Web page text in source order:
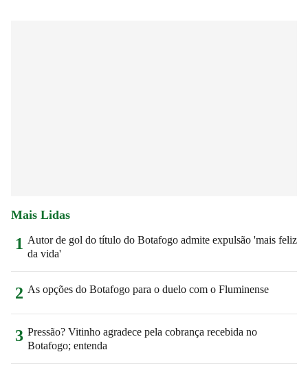
Mais Lidas
1 Autor de gol do título do Botafogo admite expulsão 'mais feliz
da vida'
2 As opções do Botafogo para o duelo com o Fluminense
3 Pressão? Vitinho agradece pela cobrança recebida no
Botafogo; entenda